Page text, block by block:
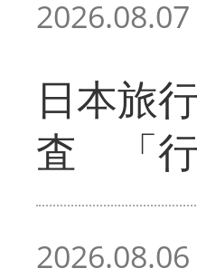
2026.08.07
日本旅
査 「行
2026.08.06